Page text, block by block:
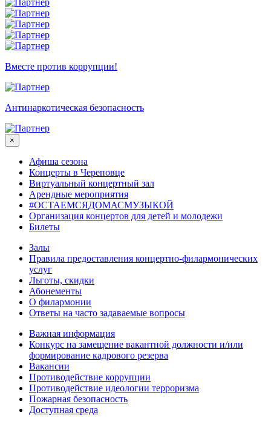
Вместе против коррупции!
Антинаркотическая безопасность
×
Афиша сезона
Концерты в Череповце
Виртуальный концертный зал
Арендные мероприятия
#ОСТАЕМСЯДОМАСМУЗЫКОЙ
Организация концертов для детей и молодежи
Билеты
Залы
Правила предоставления концертно-филармонических
услуг
Льготы, скидки
Абонементы
О филармонии
Ответы на часто задаваемые вопросы
Важная информация
Конкурс на замещение вакантной должности и/или
формирование кадрового резерва
Вакансии
Противодействие коррупции
Противодействие идеологии терроризма
Пожарная безопасность
Доступная среда